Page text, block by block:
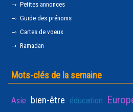
Petites annonces
Guide des prénoms
Cartes de voeux
Ramadan
Mots-clés de la semaine
Asie bien-être éducation